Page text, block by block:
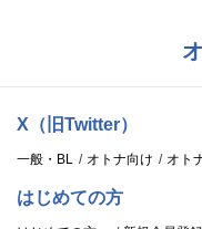
X（旧Twitter）
一般・BL オトナ向け オト
はじめての方